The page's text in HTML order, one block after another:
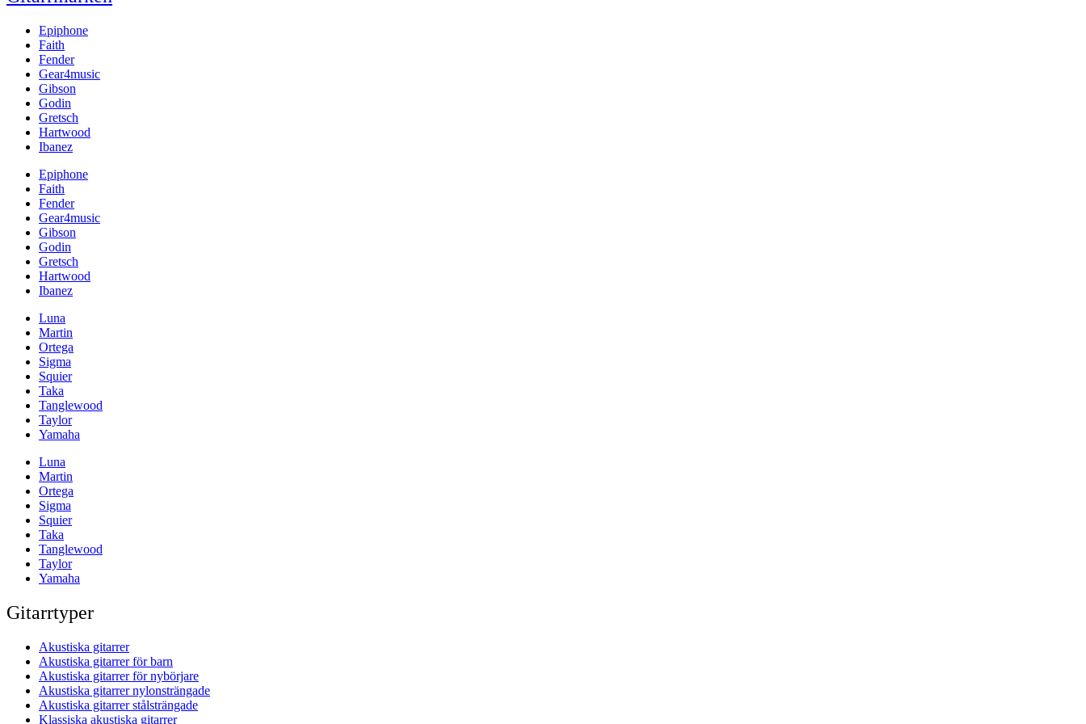
Epiphone
Faith
Fender
Gear4music
Gibson
Godin
Gretsch
Hartwood
Ibanez
Epiphone
Faith
Fender
Gear4music
Gibson
Godin
Gretsch
Hartwood
Ibanez
Luna
Martin
Ortega
Sigma
Squier
Taka
Tanglewood
Taylor
Yamaha
Luna
Martin
Ortega
Sigma
Squier
Taka
Tanglewood
Taylor
Yamaha
Gitarrtyper
Akustiska gitarrer
Akustiska gitarrer för barn
Akustiska gitarrer för nybörjare
Akustiska gitarrer nylonsträngade
Akustiska gitarrer stålsträngade
Klassiska akustiska gitarrer